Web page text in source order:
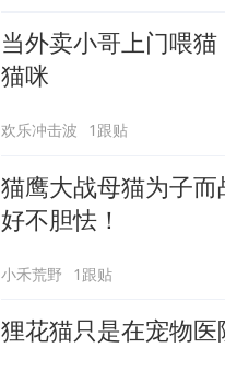
当外卖小哥上门喂
猫咪
欢乐冲击波 1跟贴
猫鹰大战母猫为子
好不胆怯！
小禾荒野 1跟贴
狸花猫只是在宠物